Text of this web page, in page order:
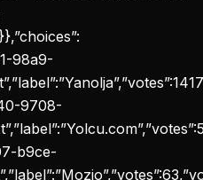
98a9-
9708-
b9ce-